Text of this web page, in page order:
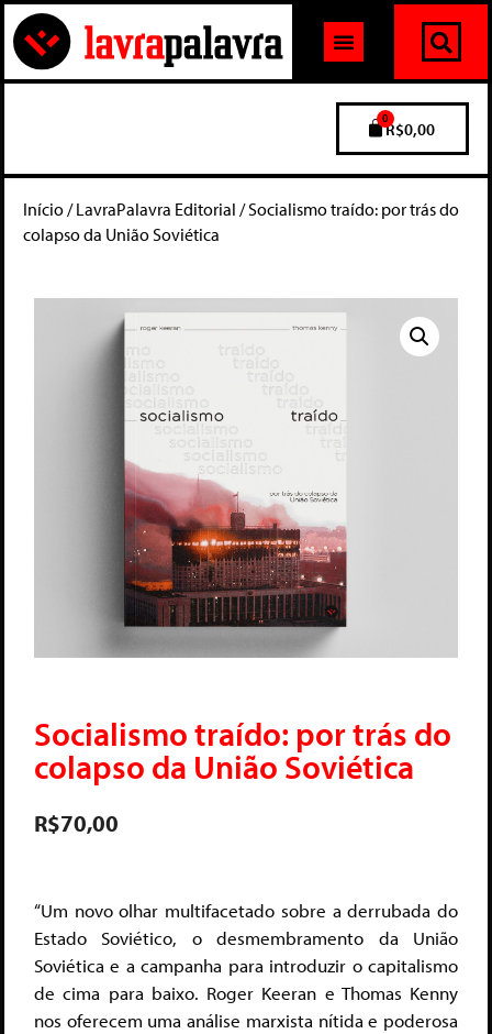
R$0,00
0
Início/LavraPalavra Editorial / Socialismo traído: por trás do
colapso da União Soviética
Socialismo traído: por trás do
colapso da União Soviética
R$70,00
“Um novo olhar multifacetado sobre a derrubada do
Estado Soviético, o desmembramento da União
Soviética e a campanha para introduzir o capitalismo
de cima para baixo. Roger Keeran e Thomas Kenny
nos oferecem uma análise marxista nítida e poderosa